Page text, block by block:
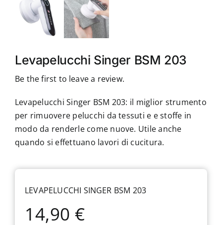
Contatti
Levapelucchi Singer BSM 203
Be the first to leave a review.
Levapelucchi Singer BSM 203: il miglior strumento
per rimuovere pelucchi da tessuti e e stoffe in
modo da renderle come nuove. Utile anche
quando si effettuano lavori di cucitura.
LEVAPELUCCHI SINGER BSM 203
14,90€